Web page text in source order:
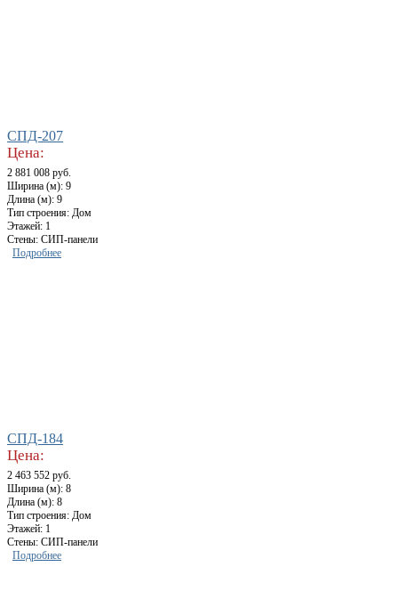
СПД-207
Цена:
2 881 008 руб.
Ширина (м): 9
Длина (м): 9
Тип строения: Дом
Этажей: 1
Стены: СИП-панели
Подробнее
СПД-184
Цена:
2 463 552 руб.
Ширина (м): 8
Длина (м): 8
Тип строения: Дом
Этажей: 1
Стены: СИП-панели
Подробнее